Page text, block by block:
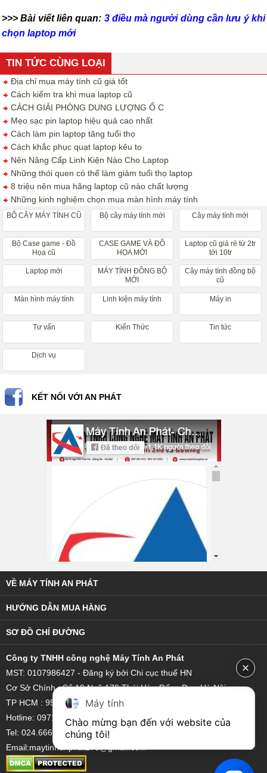
>>> Bài viết liên quan: 3 điều mà người dùng cần lưu ý khi
chọn laptop mới
TIN TỨC CÙNG LOẠI
Địa chỉ mua máy tính cũ giá tốt
Cách kiểm tra khi mua laptop cũ
CÁCH GIẢI PHÓNG DUNG LƯỢNG Ổ C
Mẹo sạc pin laptop hiệu quả cao nhất
Cách làm pin laptop tăng tuổi thọ
Cách khắc phục quạt laptop kêu to
Nên Nâng Cấp Linh Kiện Nào Cho Laptop
Những thói quen có thể làm giảm tuổi thọ laptop
8 triệu nên mua hãng laptop cũ nào chất lượng
Những kinh nghiệm chọn mua màn hình máy tính
BỘ CÂY MÁY TÍNH CŨ Bộ cây máy tính mới Cây máy tính mới
Bộ Case game - Đồ
Họa cũ
CASE GAME VÀ ĐỒ
HỌA MỚI
Laptop cũ giá rẻ từ 2tr
tới 10tr
Laptop mới
MÁY TÍNH ĐỒNG BỘ
MỚI
Cây máy tính đồng bộ
cũ
Màn hình máy tính Linh kiện máy tính Máy in
Tư vấn Kiến Thức Tin tức
Dịch vụ
KẾT NỐI VỚI AN PHÁT
VỀ MÁY TÍNH AN PHÁT
HƯỚNG DẪN MUA HÀNG
SƠ ĐỒ CHỈ ĐƯỜNG
Công ty TNHH công nghệ Máy Tính An Phát
MST: 0107986427 - Đăng ký bởi Chi cục thuế HN
Cơ Sở Chính : Số 19 Ngõ 178 Thái Hà - Đống Đa - Hà Nội
TP HCM : 95/18 Hoàng Bật Đạt, Phường 15, Quận Tân Bình
Hotline: 0971 851 111 - 0921 22 3333
Tel: 024.6662.2909
Email:maytinhanphat178@gmail.com
Máy tính
Chào mừng bạn đến với website của
chúng tôi!